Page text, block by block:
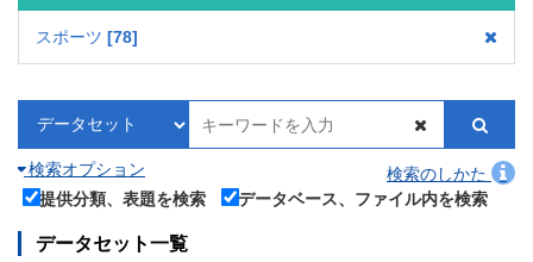
スポーツ 78
検索オプション
検索のしかた
提供分類、表題を検索
データベース、ファイル内を検索
データセット一覧